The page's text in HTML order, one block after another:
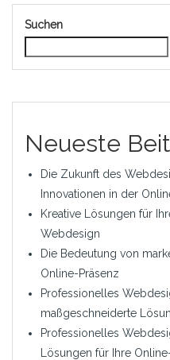
Suchen
Neueste
Die Zukunft des
Innovationen in der
Kreative Lösungen für
Webdesign
Die Bedeutung von
Online-Präsenz
Professionelles
maßgeschneiderte
Professionelles
Lösungen für Ihre